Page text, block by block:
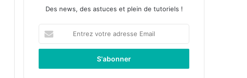
Des news, des astuces et plein de tutoriels !
t
e